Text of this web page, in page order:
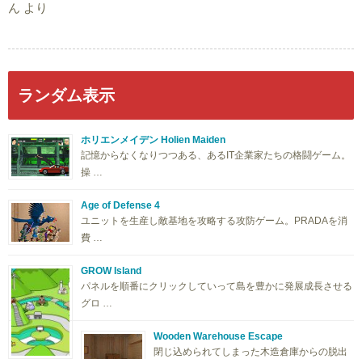
ん より
ランダム表示
ホリエンメイデン Holien Maiden
記憶からなくなりつつある、あるIT企業家たちの格闘ゲーム。
操 …
Age of Defense 4
ユニットを生産し敵基地を攻略する攻防ゲーム。PRADAを消
費 …
GROW Island
パネルを順番にクリックしていって島を豊かに発展成長させる
グロ …
Wooden Warehouse Escape
閉じ込められてしまった木造倉庫からの脱出